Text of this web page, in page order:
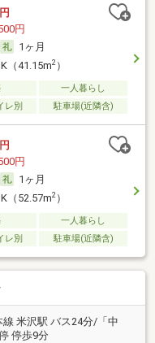
円
1ヶ月
（41.15m2）
一人暮らし
レ別 駐車場(近隣含)
円
1ヶ月
（52.57m2）
一人暮らし
レ別 駐車場(近隣含)
線 米沢駅 バス24分/「中
停歩9分